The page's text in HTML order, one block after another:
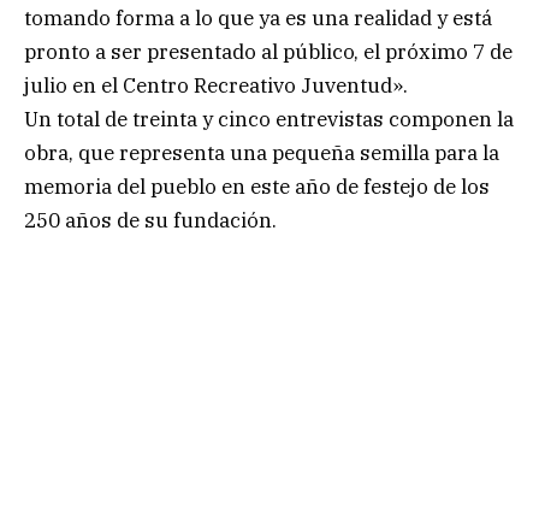
tomando forma a lo que ya es una realidad y está
pronto a ser presentado al público, el próximo 7 de
julio en el Centro Recreativo Juventud».
Un total de treinta y cinco entrevistas componen la
obra, que representa una pequeña semilla para la
memoria del pueblo en este año de festejo de los
250 años de su fundación.